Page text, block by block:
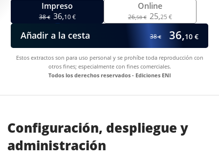
Impreso
38€ 36,10 €
Online
26,58 € 25,25 €
Añadir a la cesta 38€ 36,10 €
Estos extractos son para uso personal y se prohíbe toda reproducción con
otros fines; especialmente con fines comerciales.
Todos los derechos reservados - Ediciones ENI
Configuración, despliegue y
administración